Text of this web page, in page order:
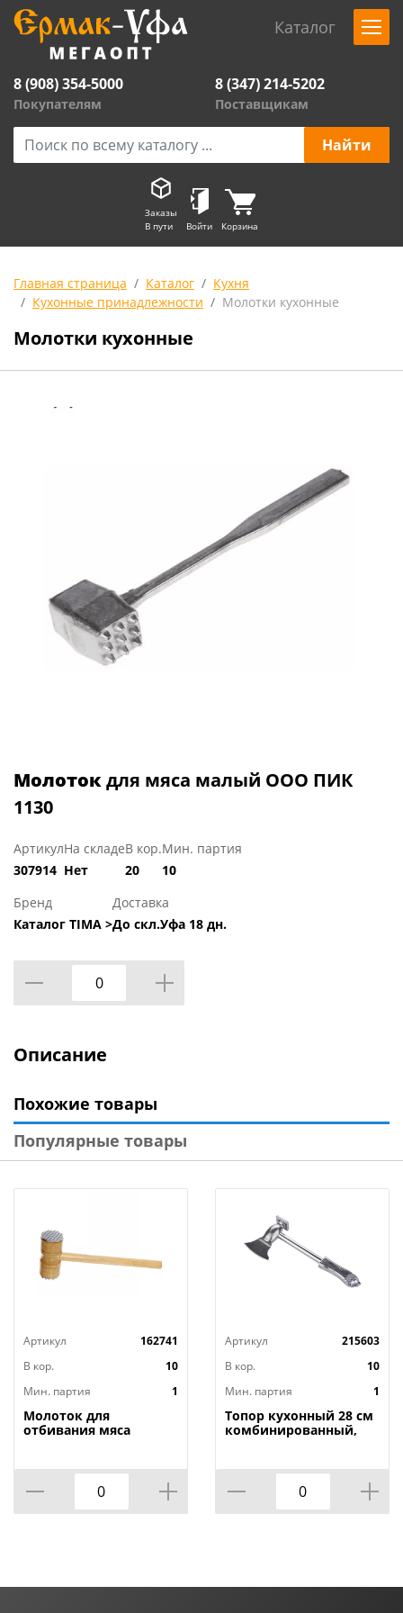
Каталог
8 (908) 354-5000
Покупателям
8 (347) 214-5202
Поставщикам
Заказы
В пути
Войти Корзина
Главная страница Каталог
Кухня
Кухонные принадлежности
Молотки кухонные
Молотки кухонные
Молотокдля мяса малый ООО ПИК
1130
Артикул
307914
На складе
Нет
В кор.
20
Мин. партия
10
Бренд
Каталог TIMA >
Доставка
До скл.Уфа 18 дн.
Описание
Похожие товары
Популярные товары
Артикул
162741
В кор.
10
Мин. партия
1
Молоток для
отбивания мяса
Артикул
215603
В кор.
10
Мин. партия
1
Топор кухонный 28 см
комбинированный,
1/50